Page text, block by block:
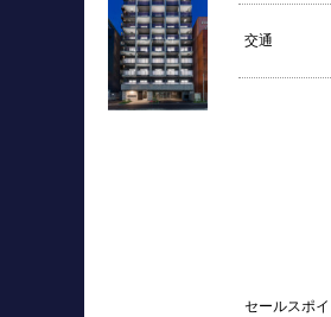
交通
セールスポ